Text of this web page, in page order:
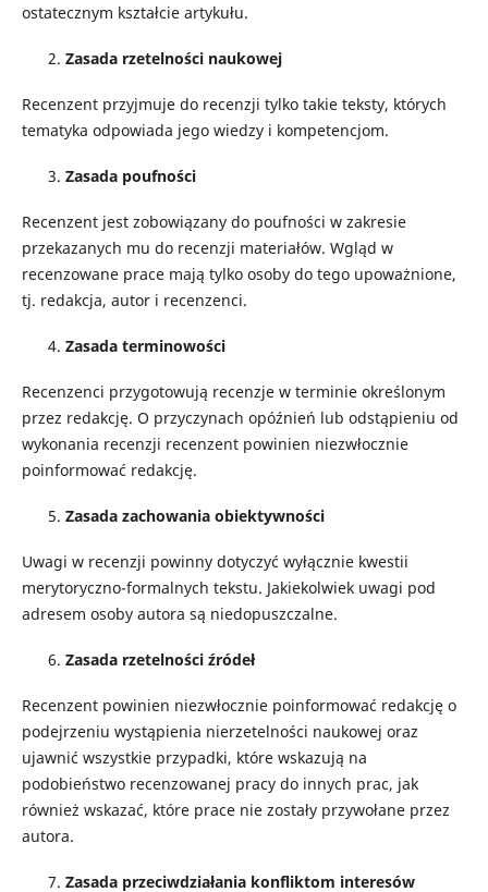
ostatecznym kształcie artykułu.
Zasada rzetelności naukowej
Recenzent przyjmuje do recenzji tylko takie teksty, których
tematyka odpowiada jego wiedzy i kompetencjom.
Zasada poufności
Recenzent jest zobowiązany do poufności w zakresie
przekazanych mu do recenzji materiałów. Wgląd w
recenzowane prace mają tylko osoby do tego upoważnione,
tj. redakcja, autor i recenzenci.
Zasada terminowości
Recenzenci przygotowują recenzje w terminie określonym
przez redakcję. O przyczynach opóźnień lub odstąpieniu od
wykonania recenzji recenzent powinien niezwłocznie
poinformować redakcję.
Zasada zachowania obiektywności
Uwagi w recenzji powinny dotyczyć wyłącznie kwestii
merytoryczno-formalnych tekstu. Jakiekolwiek uwagi pod
adresem osoby autora są niedopuszczalne.
Zasada rzetelności źródeł
Recenzent powinien niezwłocznie poinformować redakcję o
podejrzeniu wystąpienia nierzetelności naukowej oraz
ujawnić wszystkie przypadki, które wskazują na
podobieństwo recenzowanej pracy do innych prac, jak
również wskazać, które prace nie zostały przywołane przez
autora.
Zasada przeciwdziałania konfliktom interesów